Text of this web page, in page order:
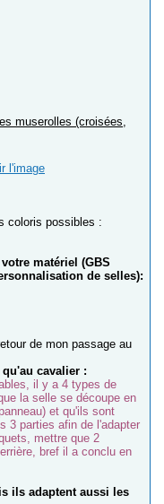
muserolles (croisées,
l'image
coloris possibles :
matériel (GBS
de selles):
de mon passage au
cavalier :
il y a 4 types de
la selle se découpe en
et qu'ils sont
3 parties afin de l'adapter
mettre que 2
bref il a conclu en
ils adaptent aussi les